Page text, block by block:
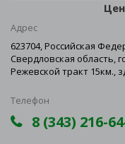
Адрес
623704, Российская
Свердловская область,
Режевской тракт 15км.,
Телефон
8 (343) 216-